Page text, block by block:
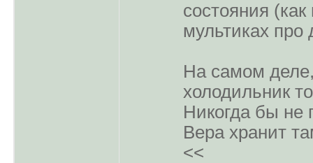
состояния (как
мультиках про
На самом
холодильник
Никогда бы не
Вера хранит
<<